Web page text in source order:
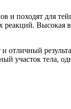
походят для
реакций.
участок тела,